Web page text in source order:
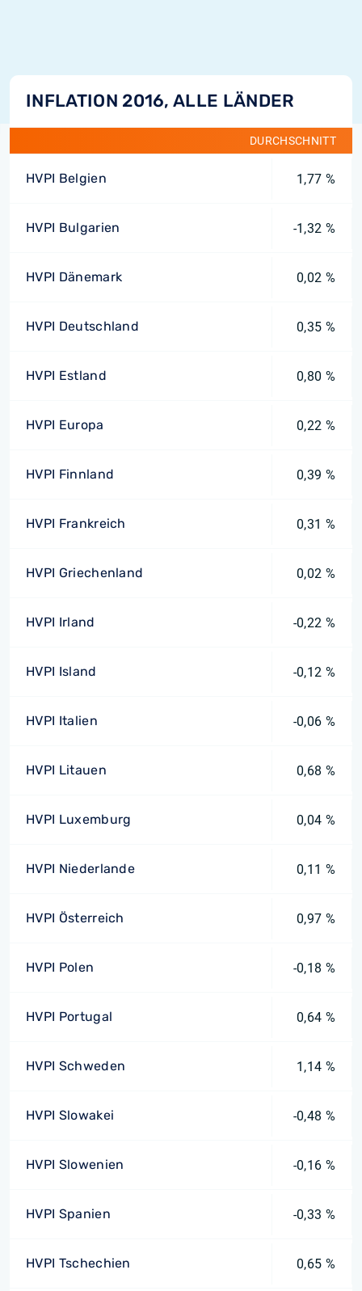
INFLATION 2016, ALLE LÄNDER
DURCHSCHNITT
HVPI Belgien 1,77 %
HVPI Bulgarien -1,32 %
HVPI Dänemark 0,02 %
HVPI Deutschland 0,35 %
HVPI Estland 0,80 %
HVPI Europa 0,22 %
HVPI Finnland 0,39 %
HVPI Frankreich 0,31 %
HVPI Griechenland 0,02 %
HVPI Irland -0,22 %
HVPI Island -0,12 %
HVPI Italien -0,06 %
HVPI Litauen 0,68 %
HVPI Luxemburg 0,04 %
HVPI Niederlande 0,11 %
HVPI Österreich 0,97 %
HVPI Polen -0,18 %
HVPI Portugal 0,64 %
HVPI Schweden 1,14 %
HVPI Slowakei -0,48 %
HVPI Slowenien -0,16 %
HVPI Spanien -0,33 %
HVPI Tschechien 0,65 %